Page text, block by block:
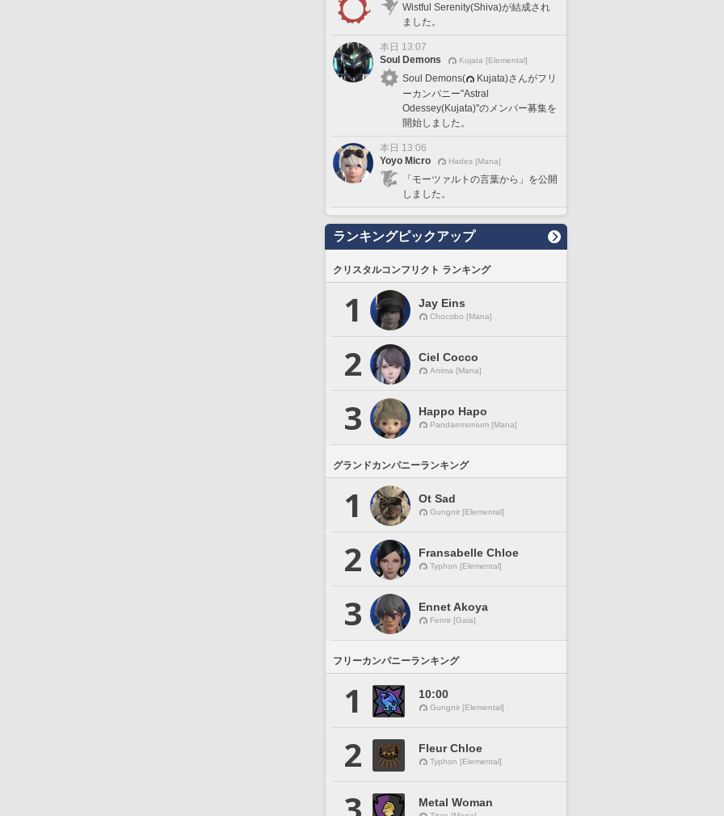
Wistful Serenity(Shiva)が結成され
ました。
本日 13:07
Soul Demons
Kujata [Elemental]
Soul Demons(
Kujata)さんがフリ
ーカンパニー"Astral
Odessey(Kujata)"のメンバー募集を
開始しました。
本日 13:06
Yoyo Micro
Hades [Mana]
「モーツァルトの言葉から」を公開
しました。
ランキングピックアップ
クリスタルコンフリクト ランキング
1 Jay Eins
Chocobo [Mana]
2 Ciel Cocco
Anima [Mana]
3 Happo Hapo
Pandaemonium [Mana]
グランドカンパニーランキング
1 Ot Sad
Gungnir [Elemental]
2 Fransabelle Chloe
Typhon [Elemental]
3 Ennet Akoya
Fenrir [Gaia]
フリーカンパニーランキング
1 10:00
Gungnir [Elemental]
2 Fleur Chloe
Typhon [Elemental]
Metal Woman